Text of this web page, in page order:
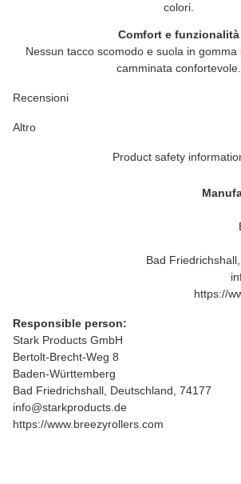
colori.
Comfort e funzionalità
Nessun tacco scomodo e suola in gomma
camminata confortevole.
Recensioni
Altro
Product safety
Bad
https://
Responsible person:
Stark Products GmbH
Bertolt-Brecht-Weg 8
Baden-Württemberg
Bad Friedrichshall, Deutschland, 74177
info@starkproducts.de
https://www.breezyrollers.com